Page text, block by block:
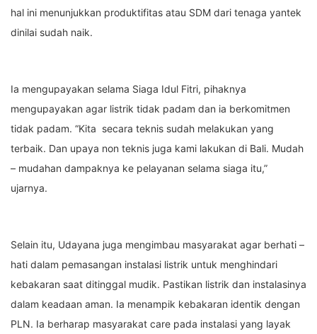
hal ini menunjukkan produktifitas atau SDM dari tenaga yantek
dinilai sudah naik.
Ia mengupayakan selama Siaga Idul Fitri, pihaknya
mengupayakan agar listrik tidak padam dan ia berkomitmen
tidak padam. “Kita secara teknis sudah melakukan yang
terbaik. Dan upaya non teknis juga kami lakukan di Bali. Mudah
– mudahan dampaknya ke pelayanan selama siaga itu,”
ujarnya.
Selain itu, Udayana juga mengimbau masyarakat agar berhati –
hati dalam pemasangan instalasi listrik untuk menghindari
kebakaran saat ditinggal mudik. Pastikan listrik dan instalasinya
dalam keadaan aman. Ia menampik kebakaran identik dengan
PLN. Ia berharap masyarakat care pada instalasi yang layak